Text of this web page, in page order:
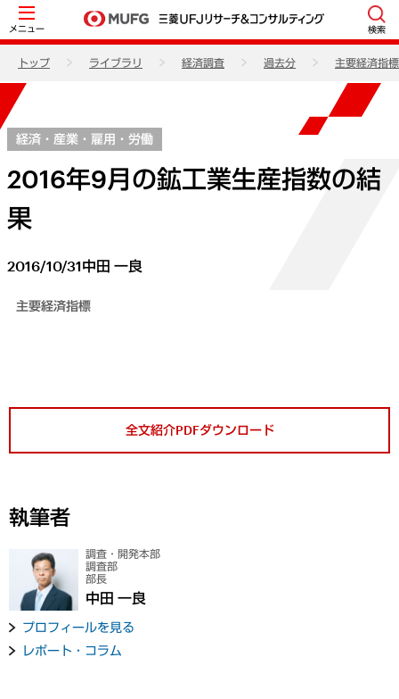
メニュー 検索
トップ ライブラリ 経済調査 過去分 主要経済指標
経済・産業・雇用・労働
2016年9月の鉱工業生産指数の結
果
2016/10/31中田 一良
主要経済指標
全文紹介PDFダウンロード
執筆者
調査・開発本部
調査部
部長
中田 一良
プロフィールを見る
レポート・コラム